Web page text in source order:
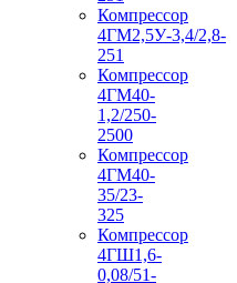
Компрессор
4ГМ2,5У-3,4/2,8-
251
Компрессор
4ГМ40-
1,2/250-
2500
Компрессор
4ГМ40-
35/23-
325
Компрессор
4ГШ1,6-
0,08/51-